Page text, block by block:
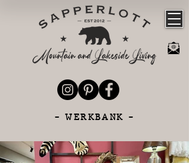
- WERKBANK -